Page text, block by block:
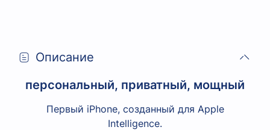
Описание
персональный, приватный, мощный
Первый iPhone, созданный для Apple
Intelligence.